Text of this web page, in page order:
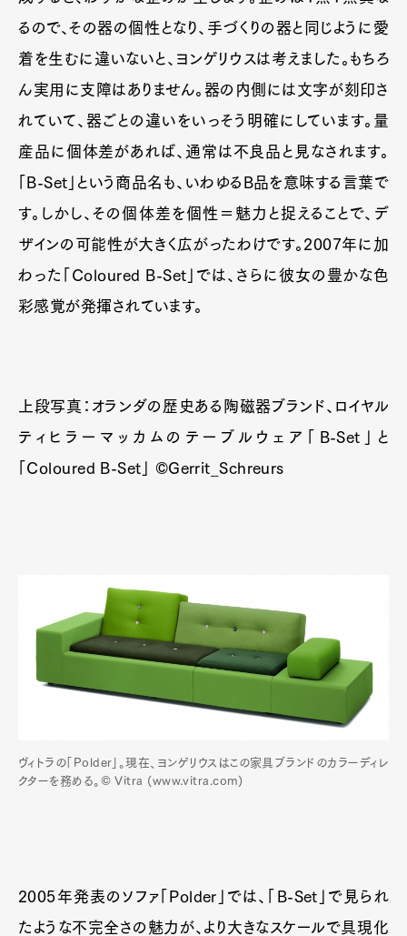
るので、その器の個性となり、手づくりの器と同じように愛
着を生むに違いないと、ヨンゲリウスは考えました。もちろ
ん実用に支障はありません。器の内側には文字が刻印さ
れていて、器ごとの違いをいっそう明確にしています。量
産品に個体差があれば、通常は不良品と見なされます。
「B-Set」という商品名も、いわゆるB品を意味する言葉で
す。しかし、その個体差を個性＝魅力と捉えることで、デ
ザインの可能性が大きく広がったわけです。2007年に加
わった「Coloured B-Set」では、さらに彼女の豊かな色
彩感覚が発揮されています。
上段写真：オランダの歴史ある陶磁器ブランド、ロイヤル
ティヒラーマッカムのテーブルウェア「B-Set」と
「Coloured B-Set」 ©Gerrit_Schreurs
ヴィトラの「Polder」。現在、ヨンゲリウスはこの家具ブランドのカラーディレ
クターを務める。© Vitra (www.vitra.com)
2005年発表のソファ「Polder」では、「B-Set」で見られ
たような不完全さの魅力が、より大きなスケールで具現化